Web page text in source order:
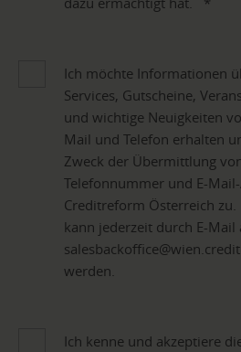
Ich möchte Informationen
Services, Gutscheine,
und wichtige Neuigkeiten
Mail und Telefon erhalten
Zweck der Übermittlung
Telefonnummer und E-
Creditreform Österreich
kann jederzeit durch E-Mail
werden.
Ich kenne und akzeptiere